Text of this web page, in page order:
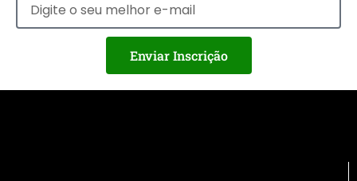
Enviar Inscrição